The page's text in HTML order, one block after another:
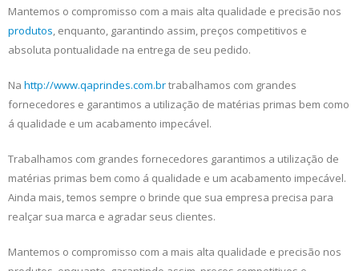
Mantemos o compromisso com a mais alta qualidade e precisão nos
produtos, enquanto, garantindo assim, preços competitivos e
absoluta pontualidade na entrega de seu pedido.
Na http://www.qaprindes.com.brtrabalhamos com grandes
fornecedores e garantimos a utilização de matérias primas bem como
á qualidade e um acabamento impecável.
Trabalhamos com grandes fornecedores garantimos a utilização de
matérias primas bem como á qualidade e um acabamento impecável.
Ainda mais, temos sempre o brinde que sua empresa precisa para
realçar sua marca e agradar seus clientes.
Mantemos o compromisso com a mais alta qualidade e precisão nos